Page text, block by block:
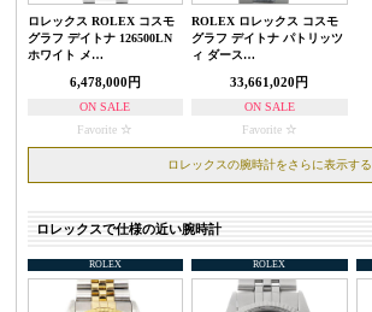
ロレックス ROLEX コスモ
グラフ デイトナ 126500LN
ホワイト メ…
6,478,000円
ON SALE
Favorite
ROLEX ロレックス コスモ
グラフ デイトナ パトリッツ
ィ ダース…
33,661,020円
ON SALE
Favorite
ロレックスの腕時計をさらに表示する
ロレックスで仕様の近い腕時計
ROLEX ROLEX